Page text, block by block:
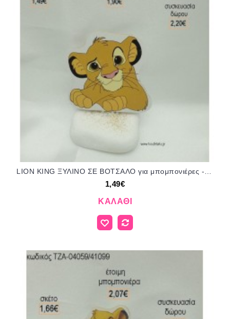
LION KING ΞΥΛΙΝΟ ΣΕ ΒΟΤΣΑΛΟ για μπομπονιέρες - δώρα πάρτυ - εορτών - γέννησης - γούρια - φτιάξτο μόνος σου ΤΖΑ-04043/41085 1.49€!!!
1,49€
ΚΑΛΆΘΙ